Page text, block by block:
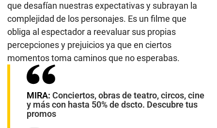
que desafían nuestras expectativas y subrayan la
complejidad de los personajes. Es un filme que
obliga al espectador a reevaluar sus propias
percepciones y prejuicios ya que en ciertos
momentos toma caminos que no esperabas.
MIRA: Conciertos, obras de teatro, circos, cine
y más con hasta 50% de dscto. Descubre tus
promos